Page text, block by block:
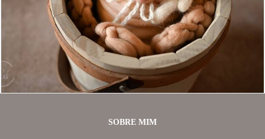
893 0
SOBRE MIM